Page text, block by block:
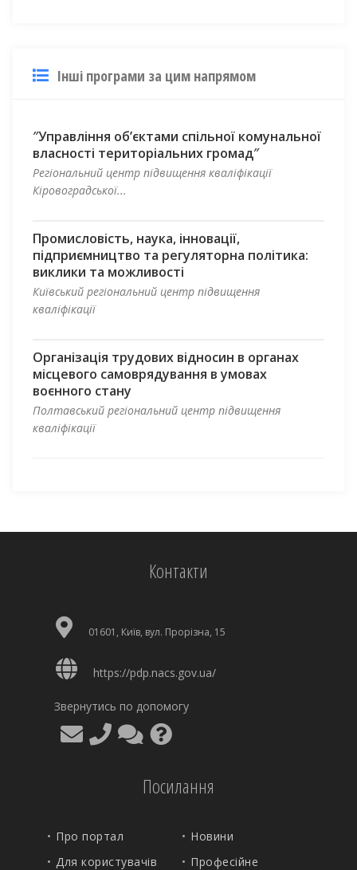
Інші програми за цим напрямом
″Управління об’єктами спільної комунальної
власності територіальних громад″
Регіональний центр підвищення кваліфікації
Кіровоградської...
Промисловість, наука, інновації,
підприємництво та регуляторна політика:
виклики та можливості
Київський регіональний центр підвищення
кваліфікації
Організація трудових відносин в органах
місцевого самоврядування в умовах
воєнного стану
Полтавський регіональний центр підвищення
кваліфікації
Контакти
01601, Київ, вул. Прорізна, 15
https://pdp.nacs.gov.ua/
Звернутись по допомогу
Посилання
Про портал
Для користувачів
Новини
Професійне